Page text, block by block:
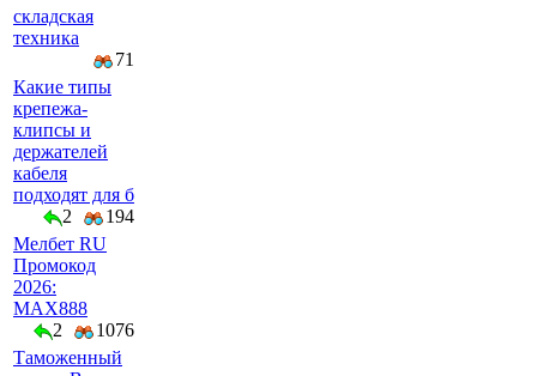
складская
техника
71
Какие типы
крепежа-
клипсы и
держателей
кабеля
подходят для б
2
194
Мелбет RU
Промокод
2026:
MAX888
2
1076
Таможенный